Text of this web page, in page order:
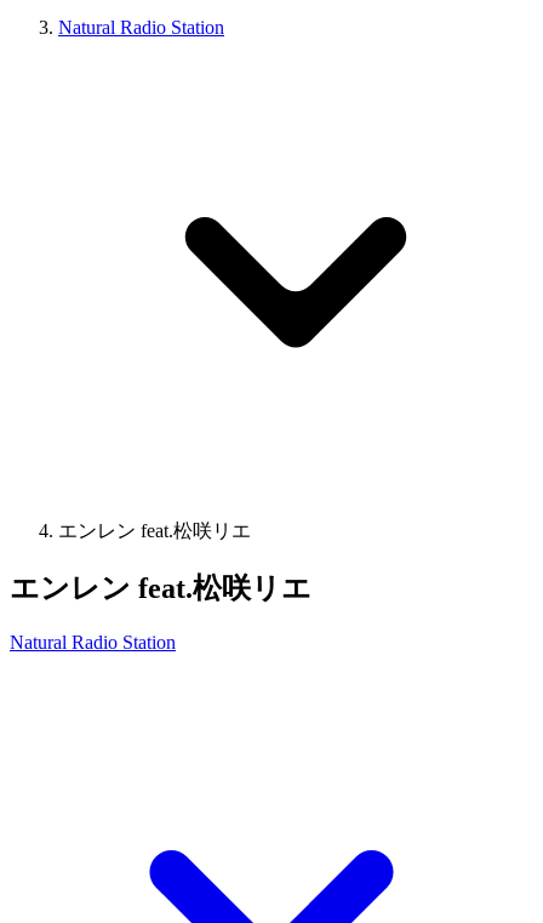
Natural Radio Station
エンレン feat.松咲リエ
エンレン feat.松咲リエ
Natural Radio Station